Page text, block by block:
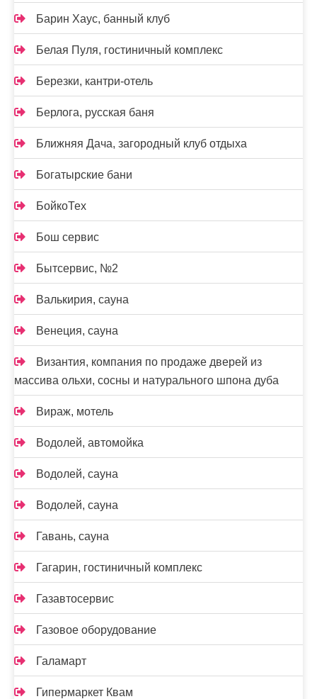
Барин Хаус, банный клуб
Белая Пуля, гостиничный комплекс
Березки, кантри-отель
Берлога, русская баня
Ближняя Дача, загородный клуб отдыха
Богатырские бани
БойкоТех
Бош сервис
Бытсервис, №2
Валькирия, сауна
Венеция, сауна
Византия, компания по продаже дверей из
массива ольхи, сосны и натурального шпона дуба
Вираж, мотель
Водолей, автомойка
Водолей, сауна
Водолей, сауна
Гавань, сауна
Гагарин, гостиничный комплекс
Газавтосервис
Газовое оборудование
Галамарт
Гипермаркет Квам